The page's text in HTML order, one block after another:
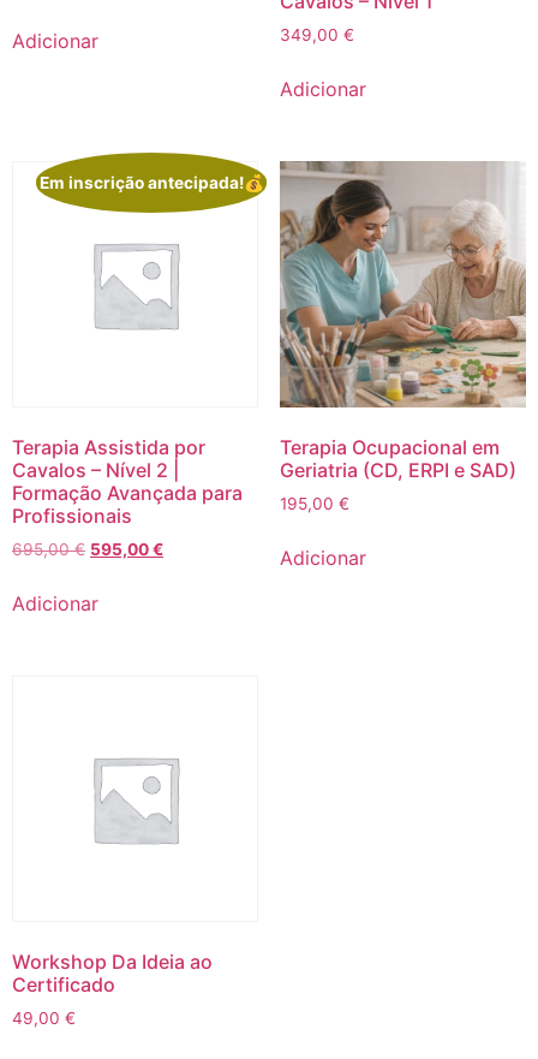
Adicionar 349,00 €
Adicionar
Em inscrição antecipada!💰
Terapia Assistida por
Cavalos – Nível 2 |
Formação Avançada para
Profissionais
695,00€ 595,00€
Adicionar
Terapia Ocupacional em
Geriatria (CD, ERPI e SAD)
195,00 €
Adicionar
Workshop Da Ideia ao
Certificado
49,00 €